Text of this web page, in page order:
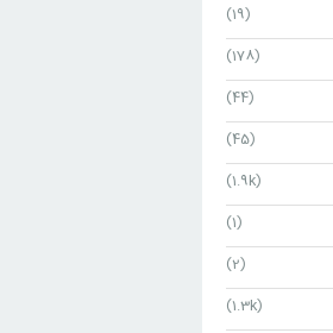
(19)
(178)
(44)
(45)
(1.9k)
(1)
(2)
(1.3k)